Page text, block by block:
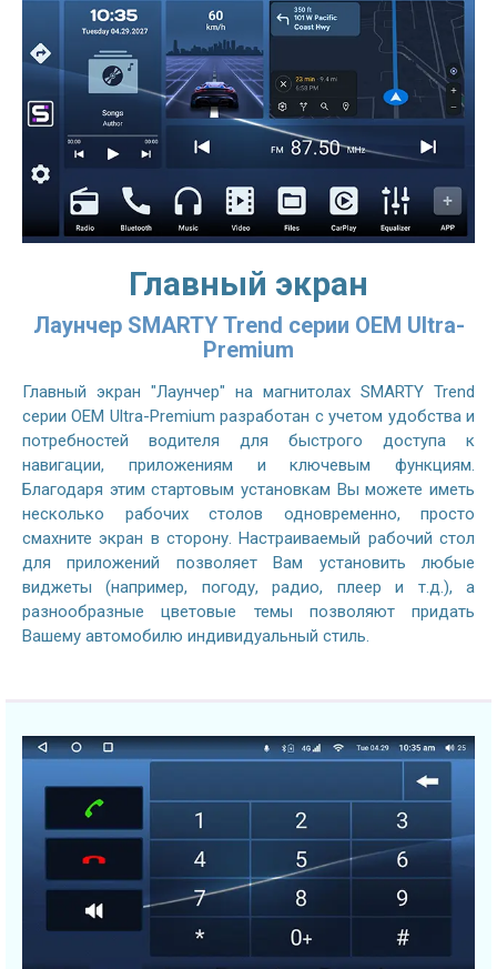
Главный экран
Лаунчер SMARTY Trend серии OEM Ultra-
Premium
Главный экран "Лаунчер" на магнитолах SMARTY Trend
серии OEM Ultra-Premium разработан с учетом удобства и
потребностей водителя для быстрого доступа к
навигации, приложениям и ключевым функциям.
Благодаря этим стартовым установкам Вы можете иметь
несколько рабочих столов одновременно, просто
смахните экран в сторону. Настраиваемый рабочий стол
для приложений позволяет Вам установить любые
виджеты (например, погоду, радио, плеер и т.д.), а
разнообразные цветовые темы позволяют придать
Вашему автомобилю индивидуальный стиль.